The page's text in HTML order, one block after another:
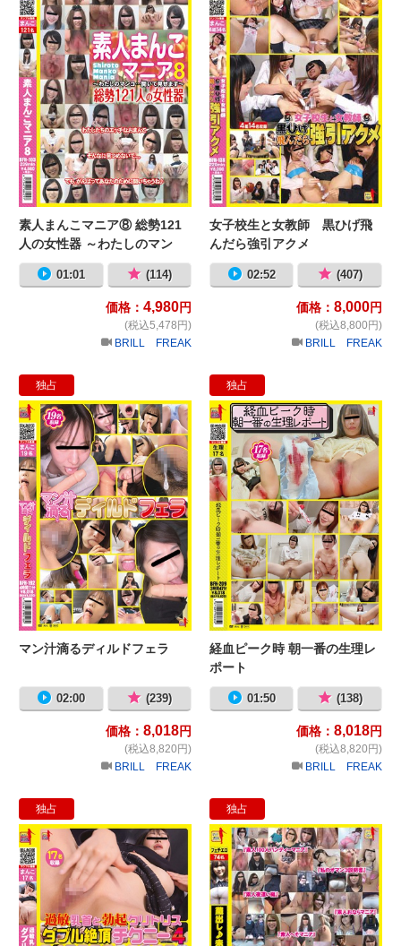
素人まんこマニア⑧ 総勢121
人の女性器 ～わたしのマン
コ…開いて見せます～
01:01 (114)
価格： 4,980円
(税込5,478円)
BRILL FREAK
女子校生と女教師 黒ひげ飛
んだら強引アクメ
02:52 (407)
価格： 8,000円
(税込8,800円)
BRILL FREAK
独占
マン汁滴るディルドフェラ
マン汁滴るディルドフェラ
02:00 (239)
価格： 8,018円
(税込8,820円)
BRILL FREAK
独占
経
経血ピーク時 朝一番の生理レ
ポート
01:50 (138)
価格： 8,018円
(税込8,820円)
BRILL FREAK
独占
過敏乳首と勃起クリトリス ダブル
独占
蔵